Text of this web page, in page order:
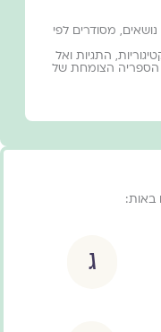
מסודרים לפי
התגיות ואל
הספריה הצומחת של
באות:
ג